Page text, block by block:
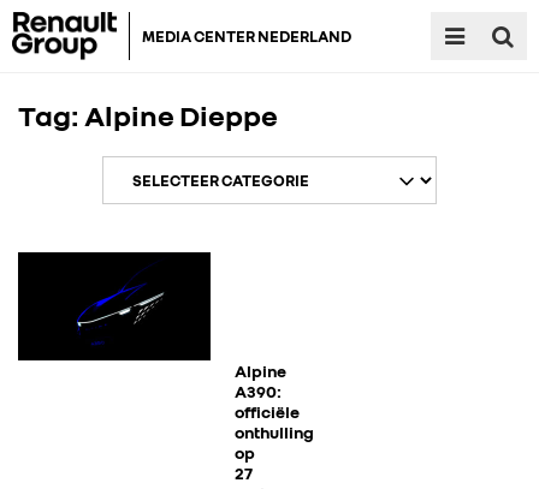
MEDIA CENTER NEDERLAND
RENAULT GROUP
RENAULT
Tag: Alpine Dieppe
Alpine
A390:
officiële
onthulling
op
27